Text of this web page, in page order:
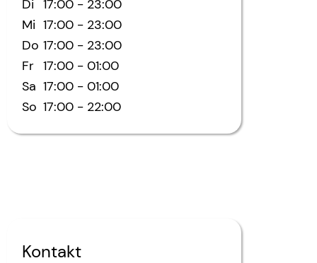
Di 17:00 - 23:00
Mi 17:00 - 23:00
Do 17:00 - 23:00
Fr 17:00 - 01:00
Sa 17:00 - 01:00
So 17:00 - 22:00
Kontakt